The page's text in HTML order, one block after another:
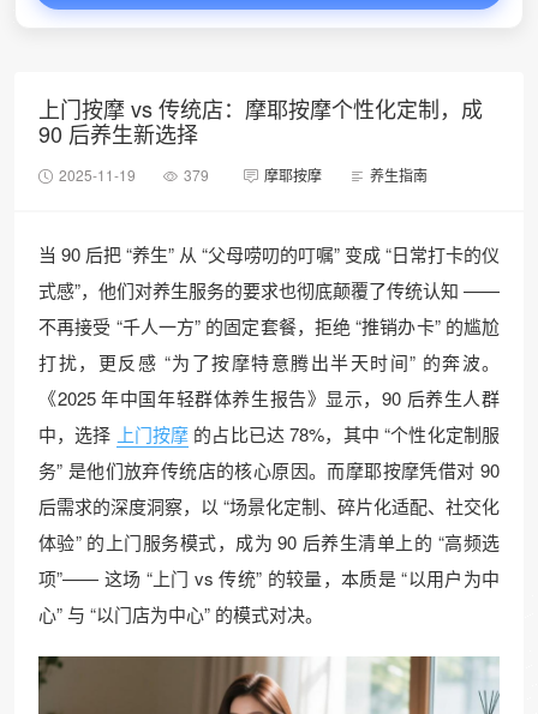
上门按摩 vs 传统店：摩耶按摩个性化定制，成
90 后养生新选择
2025-11-19 379 摩耶按摩 养生指南
当 90 后把 “养生” 从 “父母唠叨的叮嘱” 变成 “日常打卡的仪
式感”，他们对养生服务的要求也彻底颠覆了传统认知 ——
不再接受 “千人一方” 的固定套餐，拒绝 “推销办卡” 的尴尬
打扰，更反感 “为了按摩特意腾出半天时间” 的奔波。
《2025 年中国年轻群体养生报告》显示，90 后养生人群
中，选择 上门按摩 的占比已达 78%，其中 “个性化定制服
务” 是他们放弃传统店的核心原因。而摩耶按摩凭借对 90
后需求的深度洞察，以 “场景化定制、碎片化适配、社交化
体验” 的上门服务模式，成为 90 后养生清单上的 “高频选
项”—— 这场 “上门 vs 传统” 的较量，本质是 “以用户为中
心” 与 “以门店为中心” 的模式对决。​